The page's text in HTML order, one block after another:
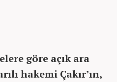
göre açık ara
hakemi Çakır’ın,